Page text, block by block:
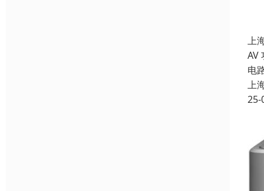
上
AV
电
上
25-